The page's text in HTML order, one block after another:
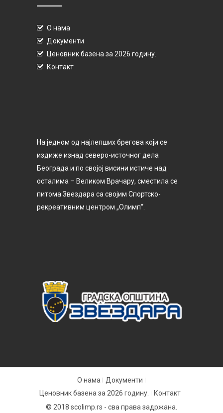
О нама
Документи
Ценовник базена за 2026 годину.
Контакт
На једном од најлепших брегова који се
издиже изнад северо-источног дела
Београда и по својој висини истиче над
осталима – Великом Врачару, сместила се
питома Звездара са својим Спортско-
рекреативним центром „Олимп“.
О нама
Документи
Ценовник базена за 2026 годину.
Контакт
© 2018 scolimp.rs - сва права задржана.